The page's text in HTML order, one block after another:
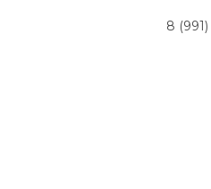
8 (991)